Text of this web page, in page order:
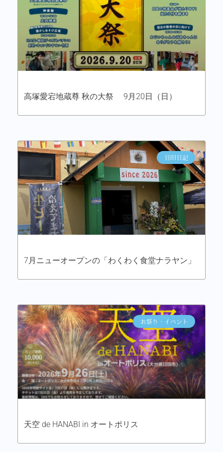
高塚愛宕地蔵尊 秋の大祭 9月20日（日）
日田日記
7月ニューオープンの「わくわく食堂ナラヤン」
お祭り・イベント
天空 de HANABI in オートポリス